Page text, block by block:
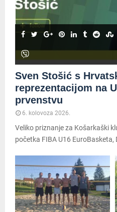
Sven Stošić s
reprezentacijom na
prvenstvu
6. kolovoza 2026.
Veliko priznanje za Košarkaški
početka FIBA U16 EuroBasketa,